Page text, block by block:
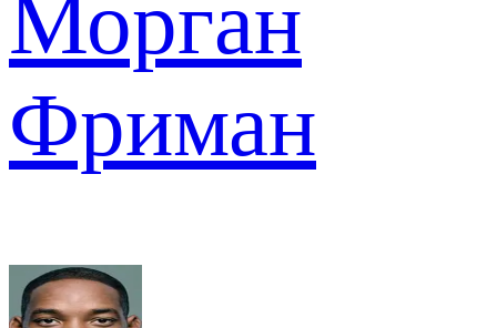
Морган
Фриман